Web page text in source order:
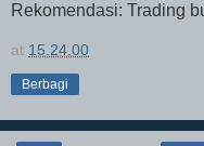
Rekomendasi: Trading
at 15.24.00
Berbagi